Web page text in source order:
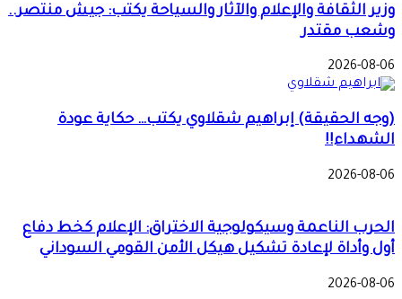
وزير الثقافة والإعلام والآثار والسياحة يكتب: جيش منتصر..
وشعب مقتدر
2026-08-06
(وجه الحقيقة) إبراهيم شقلاوي يكتب… حكاية عودة
الشهداء!!
2026-08-06
الحرب الناعمة وسيكولوجية الاختراق: الإعلام كخط دفاع
أول وأداة لإعادة تشكيل هيكل الأمن القومي السوداني
2026-08-06